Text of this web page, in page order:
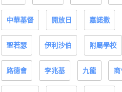
中華基督 開放日 嘉諾撒
聖若瑟 伊利沙伯 附屬學校
路德會 李兆基 九龍